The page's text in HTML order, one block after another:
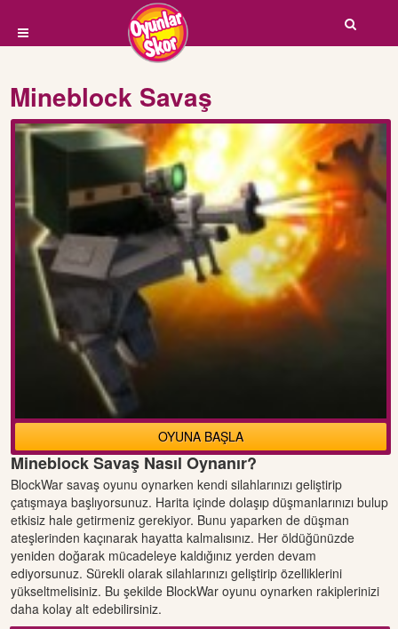
Mineblock Savaş
OYUNA BAŞLA
Mineblock Savaş Nasıl Oynanır?
BlockWar savaş oyunu oynarken kendi silahlarınızı geliştirip
çatışmaya başlıyorsunuz. Harita içinde dolaşıp düşmanlarınızı bulup
etkisiz hale getirmeniz gerekiyor. Bunu yaparken de düşman
ateşlerinden kaçınarak hayatta kalmalısınız. Her öldüğünüzde
yeniden doğarak mücadeleye kaldığınız yerden devam
ediyorsunuz. Sürekli olarak silahlarınızı geliştirip özelliklerini
yükseltmelisiniz. Bu şekilde BlockWar oyunu oynarken rakiplerinizi
daha kolay alt edebilirsiniz.